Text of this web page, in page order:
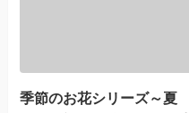
季節のお花シリーズ～夏